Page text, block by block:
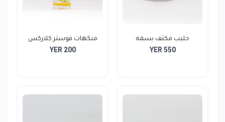
حليب مكثف بسمه
YER 550
منكهات فوستر كلاركس
YER 200